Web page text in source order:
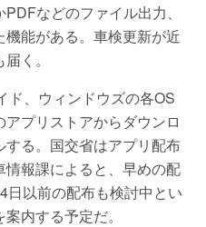
などのファイル出力、
能がある。車検更新が近
く。
ド、ウィンドウズの各OS
プリストアからダウンロ
る。国交省はアプリ配布
報課によると、早めの配
以前の配布も検討中とい
内する予定だ。